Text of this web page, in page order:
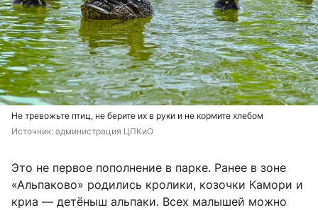
Не тревожьте птиц, не берите их в руки и не кормите хлебом
Источник: администрация ЦПКиО
Это не первое пополнение в парке. Ранее в зоне
«Альпаково» родились кролики, козочки Камори и
криа — детёныш альпаки. Всех малышей можно